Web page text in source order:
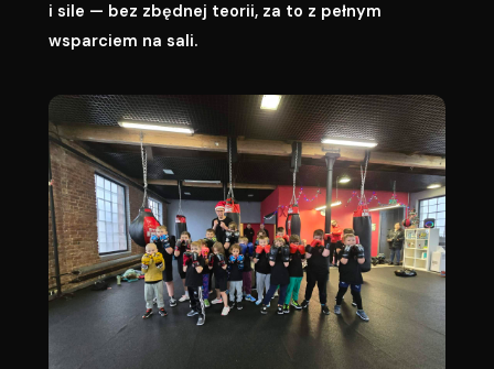
i sile — bez zbędnej teorii, za to z pełnym
wsparciem na sali.